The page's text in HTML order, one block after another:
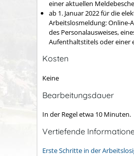
einer aktuellen
ab 1. Januar 2022 für die
Arbeitslosmeldung: Online-
des Personalausweises,
Aufenthaltstitels oder einer
Kosten
Keine
Bearbeitungsdauer
In der Regel etwa 10 Minuten.
Vertiefende
Erste Schritte in der